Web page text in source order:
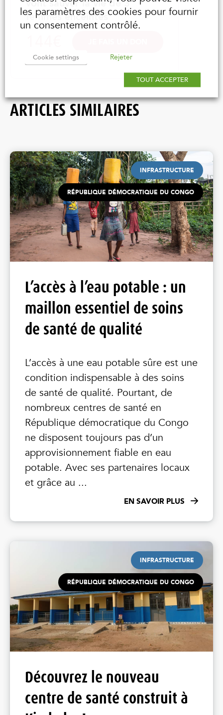
vont sauver la vie de 3
femmes enceintes
ARTICLES SIMILAIRES
INFRASTRUCTURE
RÉPUBLIQUE DÉMOCRATIQUE DU CONGO
L’accès à l’eau potable : un
maillon essentiel de soins
de santé de qualité
L’accès à une eau potable sûre est une
condition indispensable à des soins
de santé de qualité. Pourtant, de
nombreux centres de santé en
République démocratique du Congo
ne disposent toujours pas d’un
approvisionnement fiable en eau
potable. Avec ses partenaires locaux
et grâce au ...
EN SAVOIR PLUS
INFRASTRUCTURE
RÉPUBLIQUE DÉMOCRATIQUE DU CONGO
Découvrez le nouveau
centre de santé construit à
les paramètres des cookies pour fournir
un consentement contrôlé.
Cookie settings Rejeter
TOUT ACCEPTER